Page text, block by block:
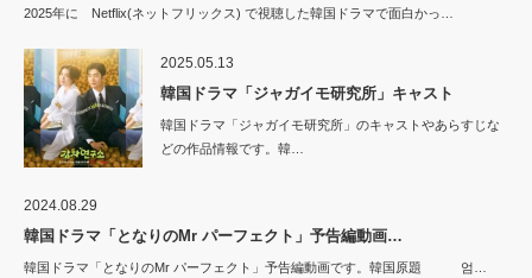
2025年に Netflix(ネットフリックス) で視聴した韓国ドラマで面白かっ…
2025.05.13
韓国ドラマ「ジャガイモ研究所」キャスト
韓国ドラマ「ジャガイモ研究所」のキャストやあらすじな
どの作品情報です。韓…
2024.08.29
韓国ドラマ「となりのMr パーフェクト」予告編動画…
韓国ドラマ「となりのMr パーフェクト」予告編動画です。韓国原題 엄…